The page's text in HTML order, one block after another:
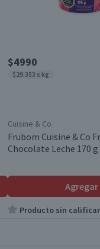
$4990
$29.353 x kg
Cuisine & Co
Frubom Cuisine & Co
Chocolate Leche 170 g
Agregar
Producto sin calificar